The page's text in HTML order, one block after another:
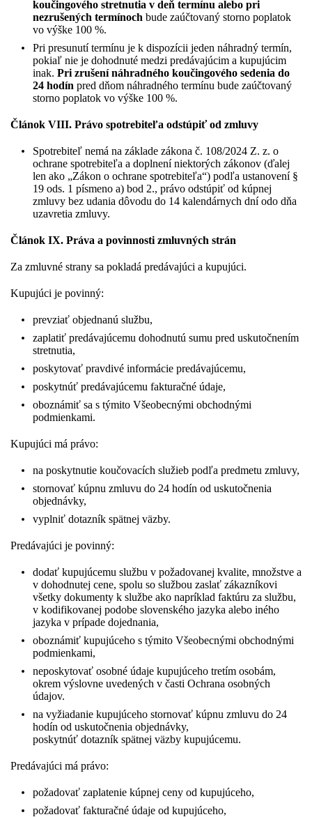
koučingového stretnutia v deň termínu alebo pri
nezrušených termínoch bude zaúčtovaný storno poplatok
vo výške 100 %.
Pri presunutí termínu je k dispozícii jeden náhradný termín,
pokiaľ nie je dohodnuté medzi predávajúcim a kupujúcim
inak. Pri zrušení náhradného koučingového sedenia do
24 hodín pred dňom náhradného termínu bude zaúčtovaný
storno poplatok vo výške 100 %.
Článok VIII. Právo spotrebiteľa odstúpiť od zmluvy
Spotrebiteľ nemá na základe zákona č. 108/2024 Z. z. o
ochrane spotrebiteľa a doplnení niektorých zákonov (ďalej
len ako „Zákon o ochrane spotrebiteľa“) podľa ustanovení §
19 ods. 1 písmeno a) bod 2., právo odstúpiť od kúpnej
zmluvy bez udania dôvodu do 14 kalendárnych dní odo dňa
uzavretia zmluvy.
Článok IX. Práva a povinnosti zmluvných strán
Za zmluvné strany sa pokladá predávajúci a kupujúci.
Kupujúci je povinný:
prevziať objednanú službu,
zaplatiť predávajúcemu dohodnutú sumu pred uskutočnením
stretnutia,
poskytovať pravdivé informácie predávajúcemu,
poskytnúť predávajúcemu fakturačné údaje,
oboznámiť sa s týmito Všeobecnými obchodnými
podmienkami.
Kupujúci má právo:
na poskytnutie koučovacích služieb podľa predmetu zmluvy,
stornovať kúpnu zmluvu do 24 hodín od uskutočnenia
objednávky,
vyplniť dotazník spätnej väzby.
Predávajúci je povinný:
dodať kupujúcemu službu v požadovanej kvalite, množstve a
v dohodnutej cene, spolu so službou zaslať zákazníkovi
všetky dokumenty k službe ako napríklad faktúru za službu,
v kodifikovanej podobe slovenského jazyka alebo iného
jazyka v prípade dojednania,
oboznámiť kupujúceho s týmito Všeobecnými obchodnými
podmienkami,
neposkytovať osobné údaje kupujúceho tretím osobám,
okrem výslovne uvedených v časti Ochrana osobných
údajov.
na vyžiadanie kupujúceho stornovať kúpnu zmluvu do 24
hodín od uskutočnenia objednávky,
poskytnúť dotazník spätnej väzby kupujúcemu.
Predávajúci má právo:
požadovať zaplatenie kúpnej ceny od kupujúceho,
požadovať fakturačné údaje od kupujúceho,